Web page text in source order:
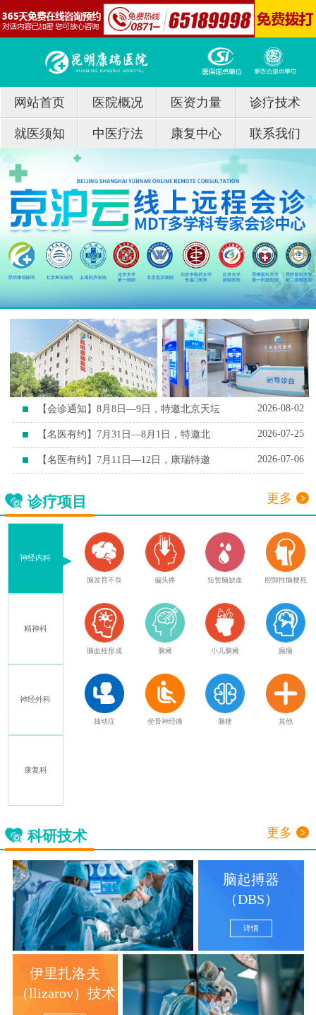
网站首页 医院概况 医资力量 诊疗技术
就医须知 中医疗法 康复中心 联系我们
【会诊通知】8月8日—9日，特邀北京天坛 2026-08-02
【名医有约】7月31日—8月1日，特邀北 2026-07-25
【名医有约】7月11日—12日，康瑞特邀 2026-07-06
诊疗项目 更多
神经内科
精神科
神经外科
康复科
短暂脑缺血 腔隙性脑梗死
小儿脑瘫
其他
脑萎缩 脑出血后遗症
老年痴呆 共济失调
脊髓损伤
科研技术 更多
脑起搏器
（DBS）
详情
伊里扎洛夫
（llizarov）技术